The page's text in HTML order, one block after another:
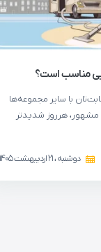
مناسب است؟
با سایر مجموعه‌ها
هرروز شدیدتر
دوشنبه ، 21 اردیبهشت 1405